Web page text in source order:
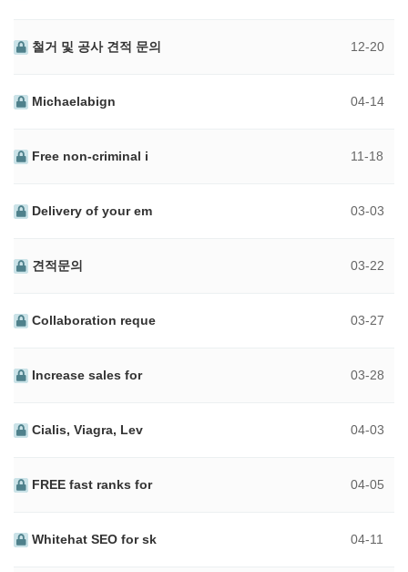
철거 및 공사 견적 문의 12-20
Michaelabign 04-14
Free non-criminal i 11-18
Delivery of your em 03-03
견적문의 03-22
Collaboration reque 03-27
Increase sales for 03-28
Cialis, Viagra, Lev 04-03
FREE fast ranks for 04-05
Whitehat SEO for sk 04-11